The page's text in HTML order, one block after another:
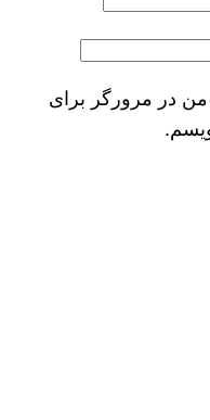
من در مرورگر برای